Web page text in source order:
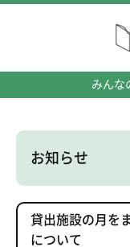
みんな
お知らせ
貸出施設の月を
について